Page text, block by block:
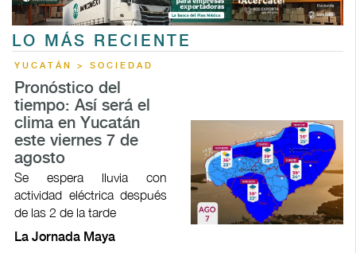
LO MÁS RECIENTE
YUCATÁN > SOCIEDAD
Pronóstico del
tiempo: Así será el
clima en Yucatán
este viernes 7 de
agosto
Se espera lluvia con
actividad eléctrica después
de las 2 de la tarde
La Jornada Maya